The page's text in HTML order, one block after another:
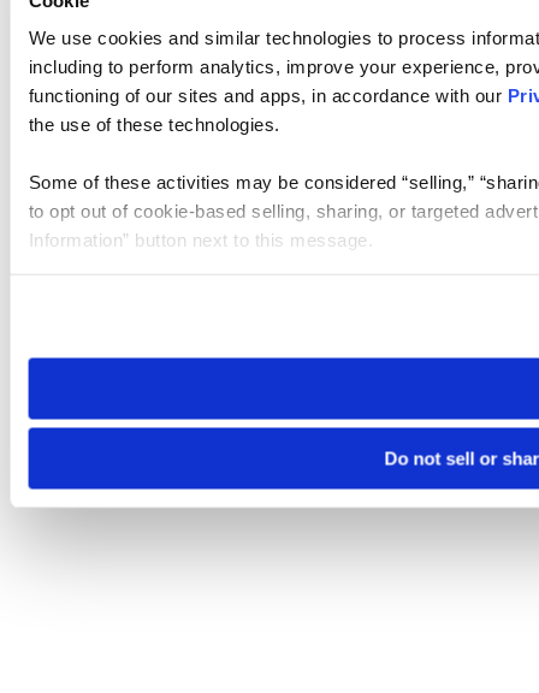
We use cookies and similar technologies to process
including to perform analytics, improve your experience,
functioning of our sites and apps, in accordance with our
the use of these technologies.
Some of these activities may be considered “selling,”
to opt out of cookie-based selling, sharing, or targeted
Information” button next to this message.
need to be set again.
Do not sell or